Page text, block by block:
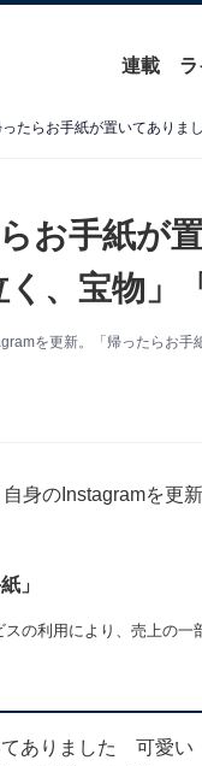
連載
お手紙が
、宝物」
を更新。「帰ったらお
身のInstagramを更
」
の利用により、売上の一
てありました 可愛